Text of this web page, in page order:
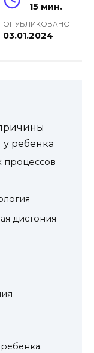
15 мин.
ОПУБЛИКОВАНО
03.01.2024
ребенка
процессов
дистония